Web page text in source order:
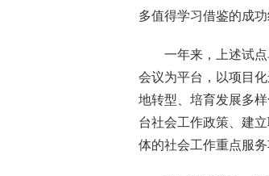
多值得学习借鉴的成
一年来，上述试
会议为平台，以项目
地转型、培育发展多
台社会工作政策、建
体的社会工作重点服务